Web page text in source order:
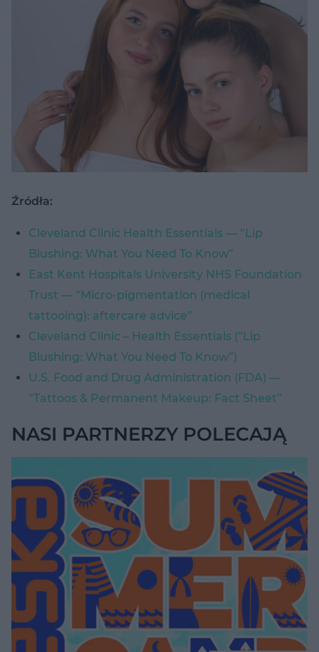
Źródła:
Cleveland Clinic Health Essentials — “Lip
Blushing: What You Need To Know”
East Kent Hospitals University NHS Foundation
Trust — “Micro-pigmentation (medical
tattooing): aftercare advice”
Cleveland Clinic – Health Essentials (“Lip
Blushing: What You Need To Know”)
U.S. Food and Drug Administration (FDA) —
“Tattoos & Permanent Makeup: Fact Sheet”
NASI PARTNERZY POLECAJĄ